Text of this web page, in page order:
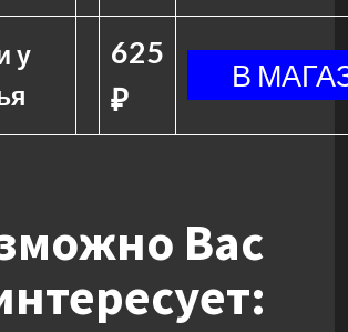
у
625
₽
Вас